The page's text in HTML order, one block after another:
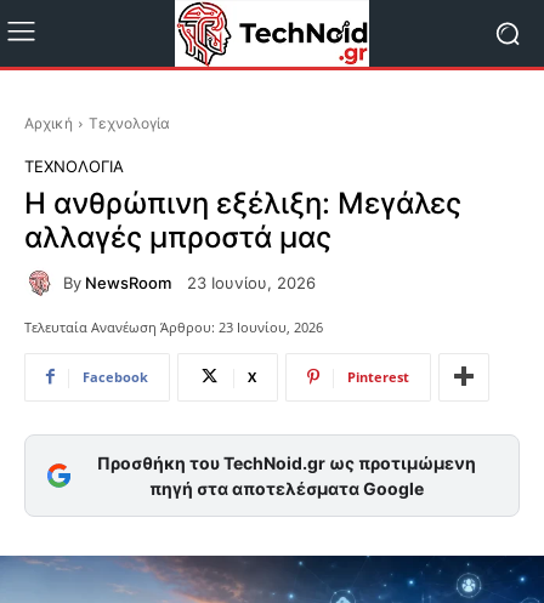
Αρχική Τεχνολογία
ΤΕΧΝΟΛΟΓΊΑ
Η ανθρώπινη εξέλιξη: Μεγάλες
αλλαγές μπροστά μας
By NewsRoom 23 Ιουνίου, 2026
Τελευταία Ανανέωση Άρθρου: 23 Ιουνίου, 2026
Facebook X Pinterest
Προσθήκη του TechNoid.gr ως προτιμώμενη
πηγή στα αποτελέσματα Google